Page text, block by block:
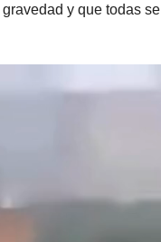
y que todas se